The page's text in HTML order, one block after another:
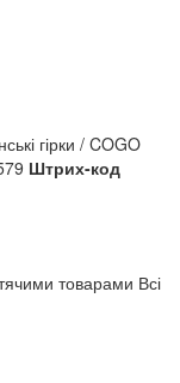
гірки / COGO
Штрих-код
товарами Всі